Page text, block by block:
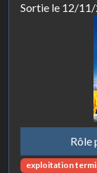
Sortie le 12/
Rôle
exploitation